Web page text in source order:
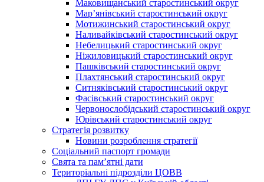
Маковищанський старостинський округ
Мар’янівський старостинський округ
Мотижинський старостинський округ
Наливайківський старостинський округ
Небелицький старостинський округ
Ніжиловицький старостинський округ
Пашківський старостинський округ
Плахтянський старостинський округ
Ситняківський старостинський округ
Фасівський старостинський округ
Червонослобідський старостинський округ
Юрівський старостинський округ
Стратегія розвитку
Новини розроблення стратегії
Соціальний паспорт громади
Свята та пам’ятні дати
Територіальні підрозділи ЦОВВ